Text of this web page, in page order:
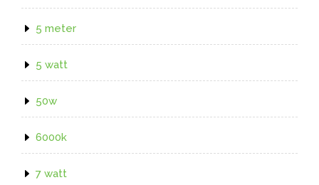
5 meter
5 watt
50w
6000k
7 watt